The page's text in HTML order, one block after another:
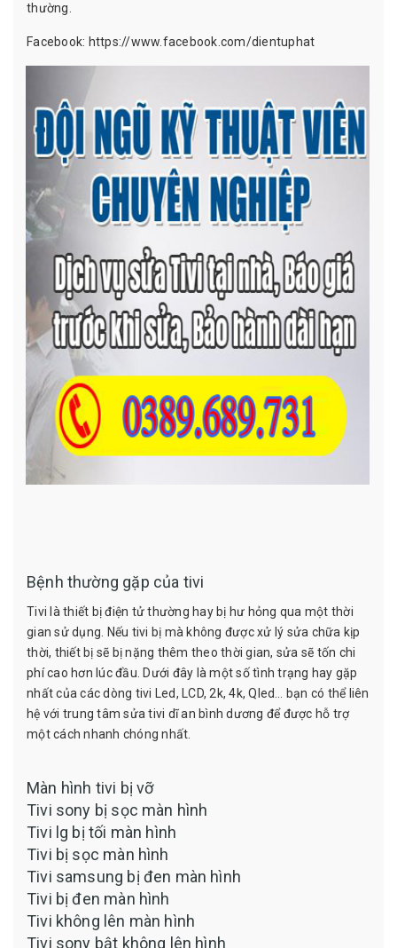
thường.
Facebook: https://www.facebook.com/dientuphat
Bệnh thường gặp của tivi
Tivi là thiết bị điện tử thường hay bị hư hỏng qua một thời
gian sử dụng. Nếu tivi bị mà không được xử lý sửa chữa kịp
thời, thiết bị sẽ bị nặng thêm theo thời gian, sửa sẽ tốn chi
phí cao hơn lúc đầu. Dưới đây là một số tình trạng hay gặp
nhất của các dòng tivi Led, LCD, 2k, 4k, Qled… bạn có thể liên
hệ với trung tâm sửa tivi dĩ an bình dương để được hỗ trợ
một cách nhanh chóng nhất.
Màn hình tivi bị vỡ
Tivi sony bị sọc màn hình
Tivi lg bị tối màn hình
Tivi bị sọc màn hình
Tivi samsung bị đen màn hình
Tivi bị đen màn hình
Tivi không lên màn hình
Tivi sony bật không lên hình